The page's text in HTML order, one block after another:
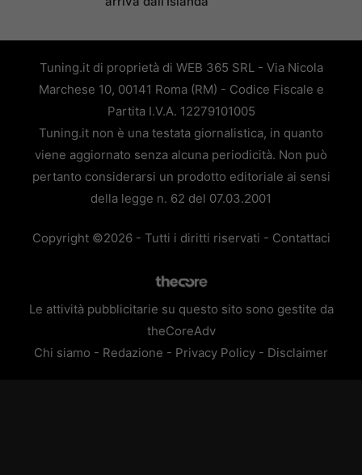
Tuning.it di proprietà di WEB 365 SRL - Via Nicola
Marchese 10, 00141 Roma (RM) - Codice Fiscale e
Partita I.V.A. 12279101005
Tuning.it non è una testata giornalistica, in quanto
viene aggiornato senza alcuna periodicità. Non può
pertanto considerarsi un prodotto editoriale ai sensi
della legge n. 62 del 07.03.2001
Copyright ©2026 - Tutti i diritti riservati - Contattaci
Le attività pubblicitarie su questo sito sono gestite da
theCoreAdv
Chi siamo - Redazione - Privacy Policy - Disclaimer